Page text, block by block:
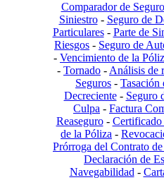
Comparador de
Siniestro- Seguro de
Particulares- Parte de
Riesgos - Seguro de
- Vencimiento de la
- Tornado - Análisis de
Seguros - Tasación
Decreciente- Seguro
Culpa - Factura
Reaseguro- Certificado
de la Póliza -
Prórroga del Contrato
Declaración de
Navegabilidad -